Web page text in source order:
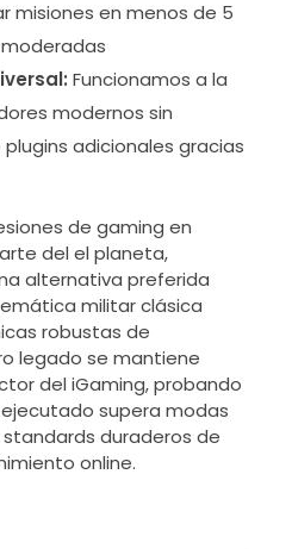
misiones en menos de 5
Funcionamos a la
modernos sin
adicionales gracias
de gaming en
del el planeta,
alternativa preferida
militar clásica
robustas de
legado se mantiene
del iGaming, probando
supera modas
duraderos de
online.